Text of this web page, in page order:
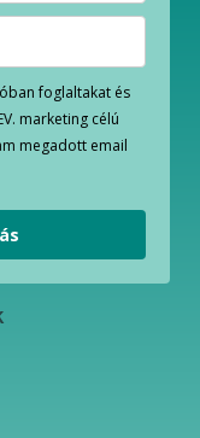
foglaltakat és
marketing célú
megadott email